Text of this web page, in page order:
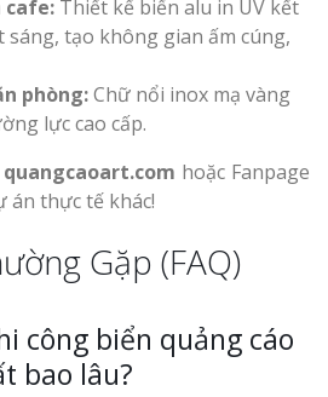
cafe: Thiết kế biển alu in UV kết
sáng, tạo không gian ấm cúng,
phòng:Chữ nổi inox mạ vàng
lực cao cấp.
quangcaoart.com hoặc Fanpage
án thực tế khác!
Gặp (FAQ)
công biển quảng cáo
bao lâu?